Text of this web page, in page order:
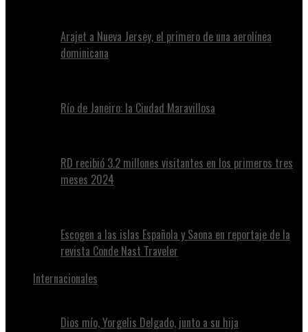
Arajet a Nueva Jersey, el primero de una aerolínea
dominicana
Río de Janeiro: la Ciudad Maravillosa
RD recibió 3.2 millones visitantes en los primeros tres
meses 2024
Escogen a las islas Española y Saona en reportaje de la
revista Conde Nast Traveler
Internacionales
Dios mío, Yorgelis Delgado, junto a su hija